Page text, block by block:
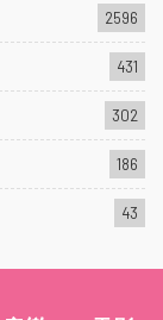
2596
431
302
186
43